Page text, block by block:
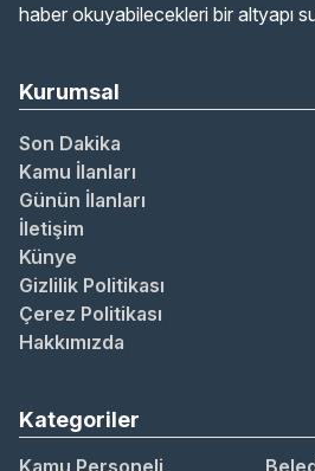
haber okuyabilecekleri bir altyapı
Kurumsal
Son Dakika
Kamu İlanları
Günün İlanları
İletişim
Künye
Gizlilik Politikası
Çerez Politikası
Hakkımızda
Kategoriler